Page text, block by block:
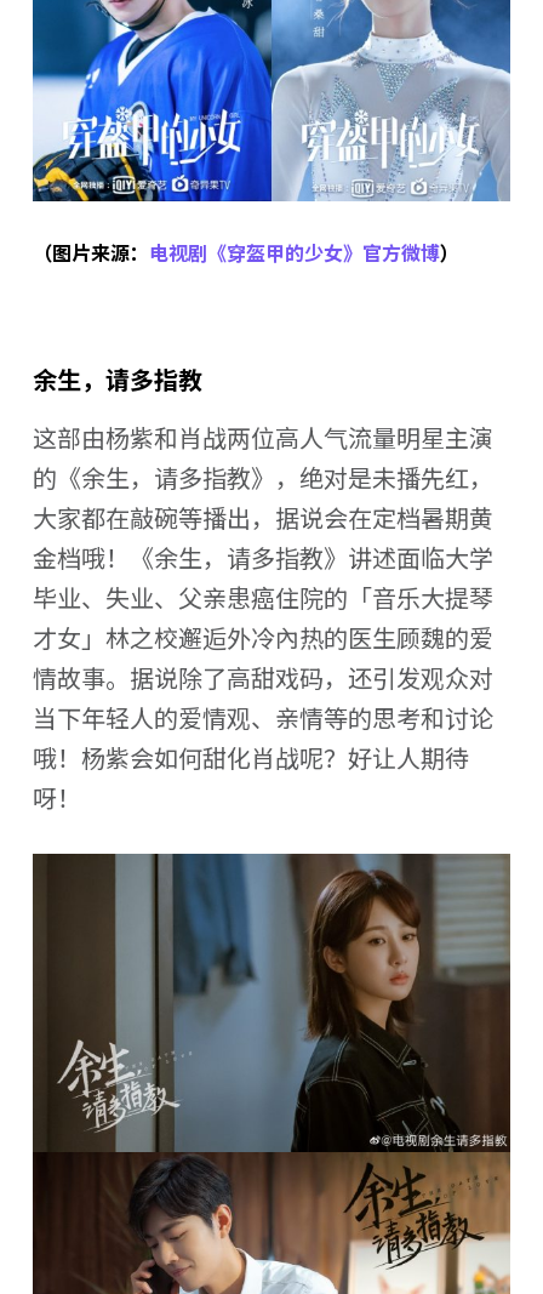
（图片来源： 电视剧《穿盔甲的少女》官方微博）
余生，请多指教
这部由杨紫和肖战两位高人气流量明星主演
的《余生，请多指教》，绝对是未播先红，
大家都在敲碗等播出，据说会在定档暑期黄
金档哦！《余生，请多指教》讲述面临大学
毕业、失业、父亲患癌住院的「音乐大提琴
才女」林之校邂逅外冷內热的医生顾魏的爱
情故事。据说除了高甜戏码，还引发观众对
当下年轻人的爱情观、亲情等的思考和讨论
哦！杨紫会如何甜化肖战呢？好让人期待
呀！